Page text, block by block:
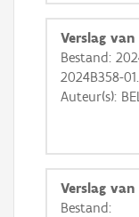
Basis Lagen
Ortho
GRB-
Verslag
Bestand:
2024B358-
Auteur(s):
Verslag
Bestand: